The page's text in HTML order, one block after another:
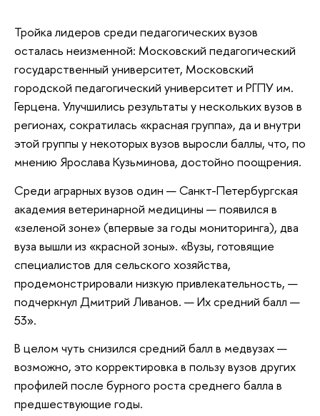
Тройка лидеров среди педагогических вузов
осталась неизменной: Московский педагогический
государственный университет, Московский
городской педагогический университет и РГПУ им.
Герцена. Улучшились результаты у нескольких вузов в
регионах, сократилась «красная группа», да и внутри
этой группы у некоторых вузов выросли баллы, что, по
мнению Ярослава Кузьминова, достойно поощрения.
Среди аграрных вузов один — Санкт-Петербургская
академия ветеринарной медицины — появился в
«зеленой зоне» (впервые за годы мониторинга), два
вуза вышли из «красной зоны». «Вузы, готовящие
специалистов для сельского хозяйства,
продемонстрировали низкую привлекательность, —
подчеркнул Дмитрий Ливанов. — Их средний балл —
53».
В целом чуть снизился средний балл в медвузах —
возможно, это корректировка в пользу вузов других
профилей после бурного роста среднего балла в
предшествующие годы.